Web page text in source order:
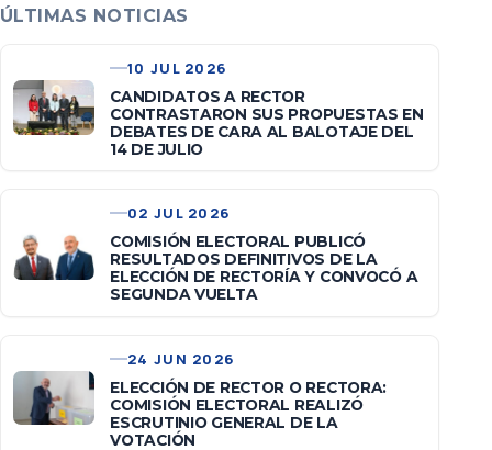
ÚLTIMAS NOTICIAS
10 JUL 2026
CANDIDATOS A RECTOR
CONTRASTARON SUS PROPUESTAS EN
DEBATES DE CARA AL BALOTAJE DEL
14 DE JULIO
02 JUL 2026
COMISIÓN ELECTORAL PUBLICÓ
RESULTADOS DEFINITIVOS DE LA
ELECCIÓN DE RECTORÍA Y CONVOCÓ A
SEGUNDA VUELTA
24 JUN 2026
ELECCIÓN DE RECTOR O RECTORA:
COMISIÓN ELECTORAL REALIZÓ
ESCRUTINIO GENERAL DE LA
VOTACIÓN